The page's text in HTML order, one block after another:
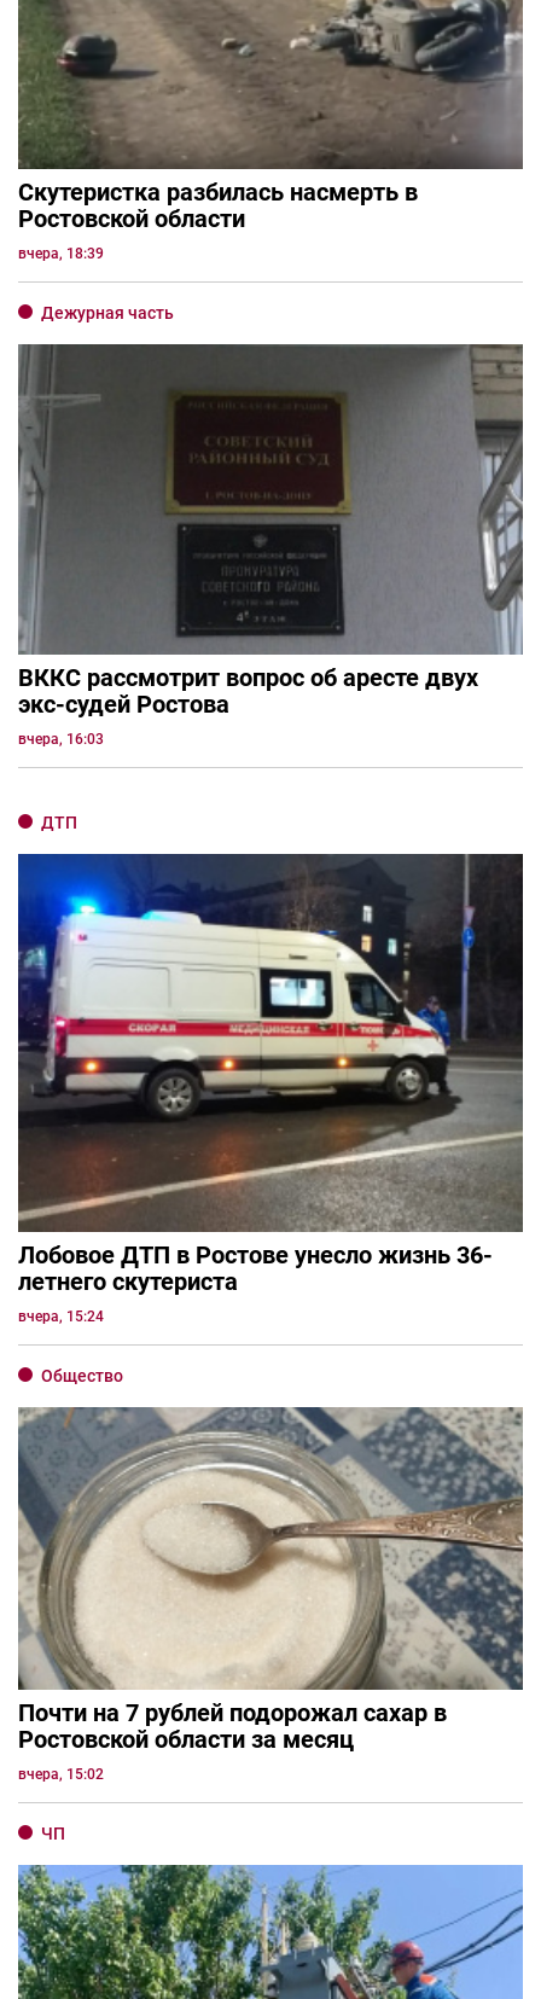
Скутеристка разбилась насмерть в
Ростовской области
вчера, 18:39
Дежурная часть
ВККС рассмотрит вопрос об аресте двух
экс-судей Ростова
вчера, 16:03
ДТП
Лобовое ДТП в Ростове унесло жизнь 36-
летнего скутериста
вчера, 15:24
Общество
Почти на 7 рублей подорожал сахар в
Ростовской области за месяц
вчера, 15:02
ЧП